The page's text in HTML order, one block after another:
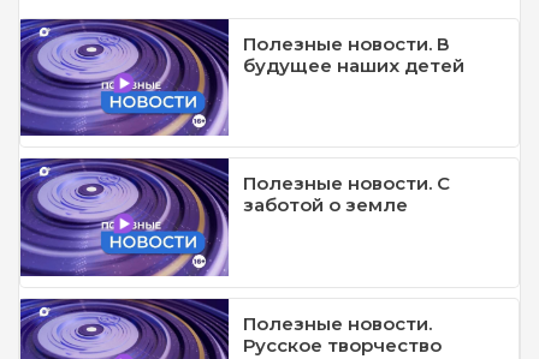
Полезные новости. В
будущее наших детей
Полезные новости. С
заботой о земле
Полезные новости.
Русское творчество